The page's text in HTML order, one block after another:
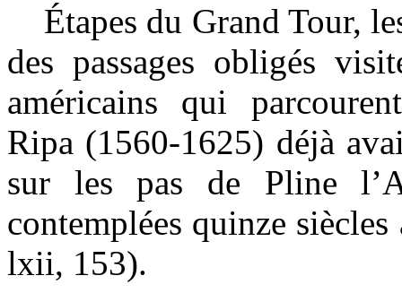
Étapes du Grand Tour,
des passages obligés
américains qui
Ripa (1560-1625) déjà
sur les pas de Pline
contemplées quinze
lxii, 153).